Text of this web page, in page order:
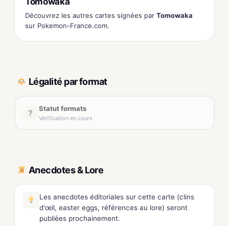
Découvrez les autres cartes signées par Tomowaka
sur Pokemon-France.com.
Légalité par format
? Statut formats
Vérification en cours
Anecdotes & Lore
Les anecdotes éditoriales sur cette carte (clins
d'œil, easter eggs, références au lore) seront
publiées prochainement.